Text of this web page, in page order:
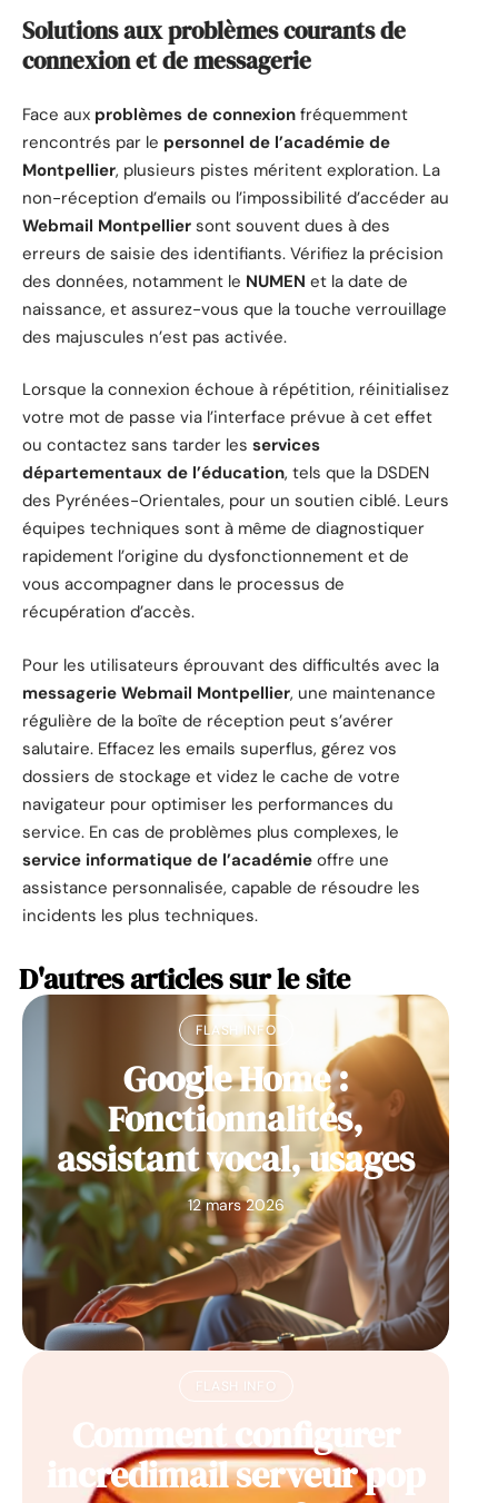
Solutions aux problèmes courants de
connexion et de messagerie
Face aux problèmes de connexion fréquemment
rencontrés par le personnel de l’académie de
Montpellier, plusieurs pistes méritent exploration. La
non-réception d’emails ou l’impossibilité d’accéder au
Webmail Montpellier sont souvent dues à des
erreurs de saisie des identifiants. Vérifiez la précision
des données, notamment le NUMEN et la date de
naissance, et assurez-vous que la touche verrouillage
des majuscules n’est pas activée.
Lorsque la connexion échoue à répétition, réinitialisez
votre mot de passe via l’interface prévue à cet effet
ou contactez sans tarder les services
départementaux de l’éducation, tels que la DSDEN
des Pyrénées-Orientales, pour un soutien ciblé. Leurs
équipes techniques sont à même de diagnostiquer
rapidement l’origine du dysfonctionnement et de
vous accompagner dans le processus de
récupération d’accès.
Pour les utilisateurs éprouvant des difficultés avec la
messagerie Webmail Montpellier, une maintenance
régulière de la boîte de réception peut s’avérer
salutaire. Effacez les emails superflus, gérez vos
dossiers de stockage et videz le cache de votre
navigateur pour optimiser les performances du
service. En cas de problèmes plus complexes, le
service informatique de l’académie offre une
assistance personnalisée, capable de résoudre les
incidents les plus techniques.
D'autres articles sur le site
FLASH INFO
Google Home :
Fonctionnalités,
assistant vocal, usages
12 mars 2026
FLASH INFO
Comment configurer
incredimail serveur pop